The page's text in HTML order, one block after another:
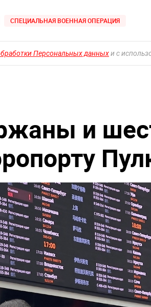
СПЕЦИАЛЬНАЯ ВОЕННАЯ ОПЕРАЦИЯ
Персональных данныхи с
и